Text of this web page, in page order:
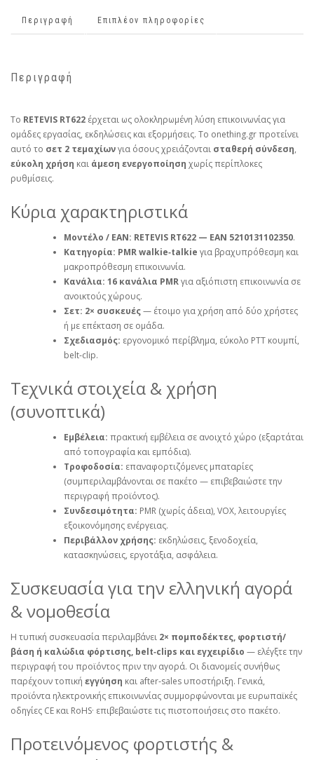
Περιγραφή Επιπλέον πληροφορίες
Περιγραφή
Το RETEVIS RT622 έρχεται ως ολοκληρωμένη λύση επικοινωνίας για
ομάδες εργασίας, εκδηλώσεις και εξορμήσεις. Το onething.gr προτείνει
αυτό το σετ 2 τεμαχίωνγια όσους χρειάζονται σταθερή σύνδεση,
εύκολη χρήση και άμεση ενεργοποίηση χωρίς περίπλοκες
ρυθμίσεις.
Κύρια χαρακτηριστικά
Μοντέλο / EAN: RETEVIS RT622 — EAN 5210131102350.
Κατηγορία: PMR walkie‑talkie για βραχυπρόθεσμη και
μακροπρόθεσμη επικοινωνία.
Κανάλια: 16 κανάλια PMRγια αξιόπιστη επικοινωνία σε
ανοικτούς χώρους.
Σετ: 2× συσκευές— έτοιμο για χρήση από δύο χρήστες
ή με επέκταση σε ομάδα.
Σχεδιασμός: εργονομικό περίβλημα, εύκολο PTT κουμπί,
belt‑clip.
Τεχνικά στοιχεία & χρήση
(συνοπτικά)
Εμβέλεια: πρακτική εμβέλεια σε ανοιχτό χώρο (εξαρτάται
από τοπογραφία και εμπόδια).
Τροφοδοσία: επαναφορτιζόμενες μπαταρίες
(συμπεριλαμβάνονται σε πακέτο — επιβεβαιώστε την
περιγραφή προϊόντος).
Συνδεσιμότητα: PMR (χωρίς άδεια), VOX, λειτουργίες
εξοικονόμησης ενέργειας.
Περιβάλλον χρήσης: εκδηλώσεις, ξενοδοχεία,
κατασκηνώσεις, εργοτάξια, ασφάλεια.
Συσκευασία για την ελληνική αγορά
& νομοθεσία
Η τυπική συσκευασία περιλαμβάνει 2× πομποδέκτες, φορτιστή/
βάση ή καλώδια φόρτισης, belt‑clips και εγχειρίδιο — ελέγξτε την
περιγραφή του προϊόντος πριν την αγορά. Οι διανομείς συνήθως
παρέχουν τοπική εγγύηση και after‑sales υποστήριξη. Γενικά,
προϊόντα ηλεκτρονικής επικοινωνίας συμμορφώνονται με ευρωπαϊκές
οδηγίες CE και RoHS· επιβεβαιώστε τις πιστοποιήσεις στο πακέτο.
Προτεινόμενος φορτιστής &